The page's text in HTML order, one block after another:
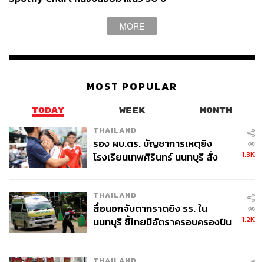
MORE
MOST POPULAR
TODAY WEEK MONTH
THAILAND
รอง ผบ.ตร. บัญชาการเหตุยิง
โรงเรียนเทพศิรินทร์ นนทบุรี สั่ง
1.3K
THAILAND
สื่อนอกจับตากราดยิง รร. ใน
นนทบุรี ชี้ไทยมีอัตราครอบครองปืน
1.2K